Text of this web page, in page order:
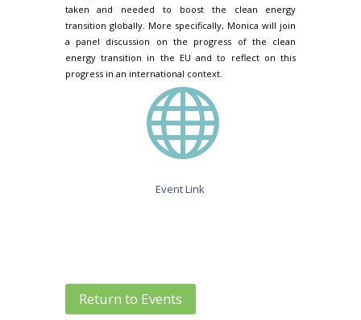
taken and needed to boost the clean energy
transition globally. More specifically, Monica will join
a panel discussion on the progress of the clean
energy transition in the EU and to reflect on this
progress in an international context.

Event Link
Return to Events